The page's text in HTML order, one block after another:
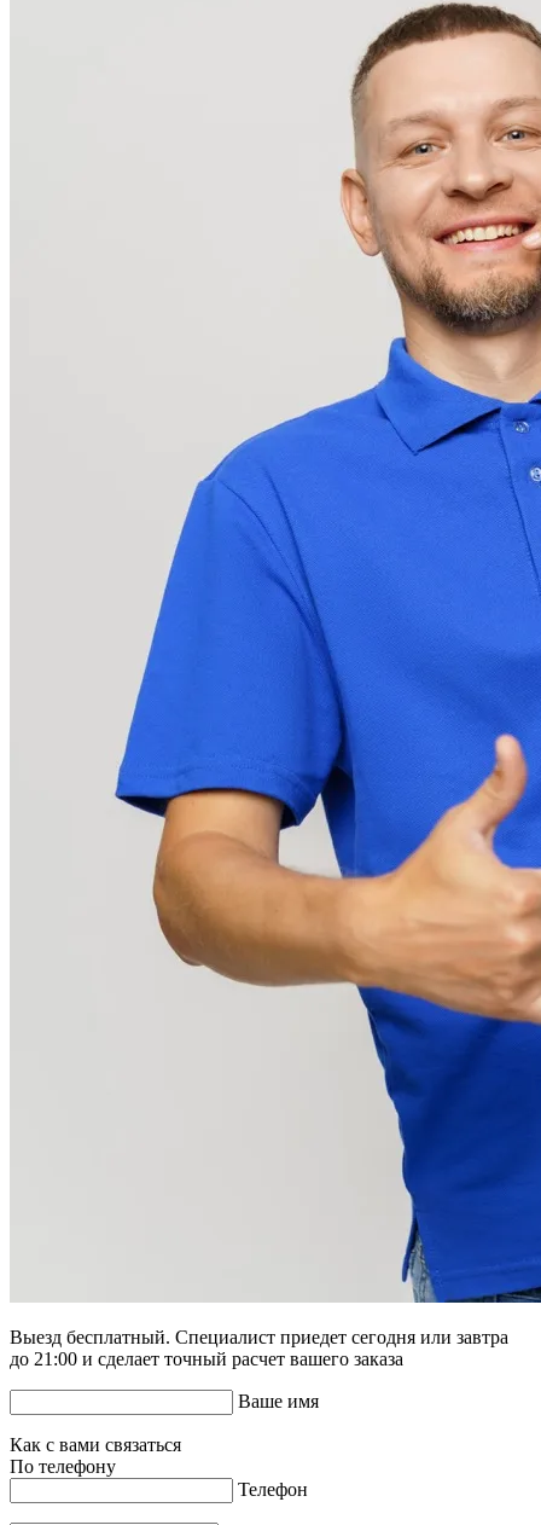
Выезд бесплатный. Специалист приедет сегодня или завтра
до 21:00 и сделает точный расчет вашего заказа
Ваше имя
Как с вами связаться
По телефону
Телефон